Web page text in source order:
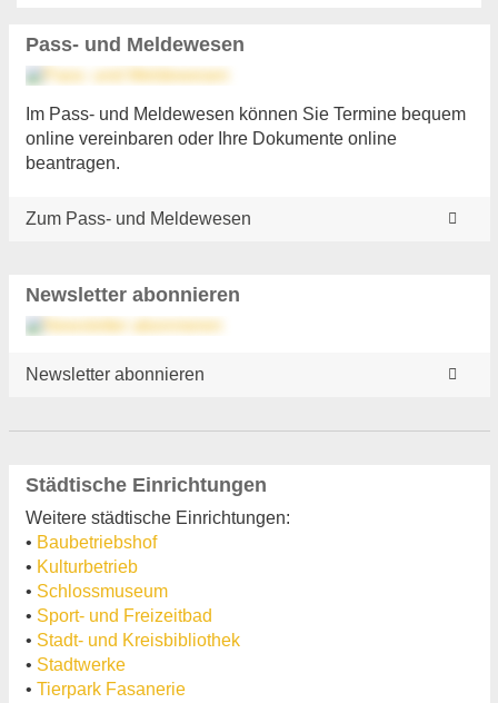
Pass- und Meldewesen
Im Pass- und Meldewesen können Sie Termine bequem
online vereinbaren oder Ihre Dokumente online
beantragen.
Zum Pass- und Meldewesen
Newsletter abonnieren
Newsletter abonnieren
Städtische Einrichtungen
Weitere städtische Einrichtungen:
• Baubetriebshof
• Kulturbetrieb
• Schlossmuseum
• Sport- und Freizeitbad
• Stadt- und Kreisbibliothek
• Stadtwerke
• Tierpark Fasanerie